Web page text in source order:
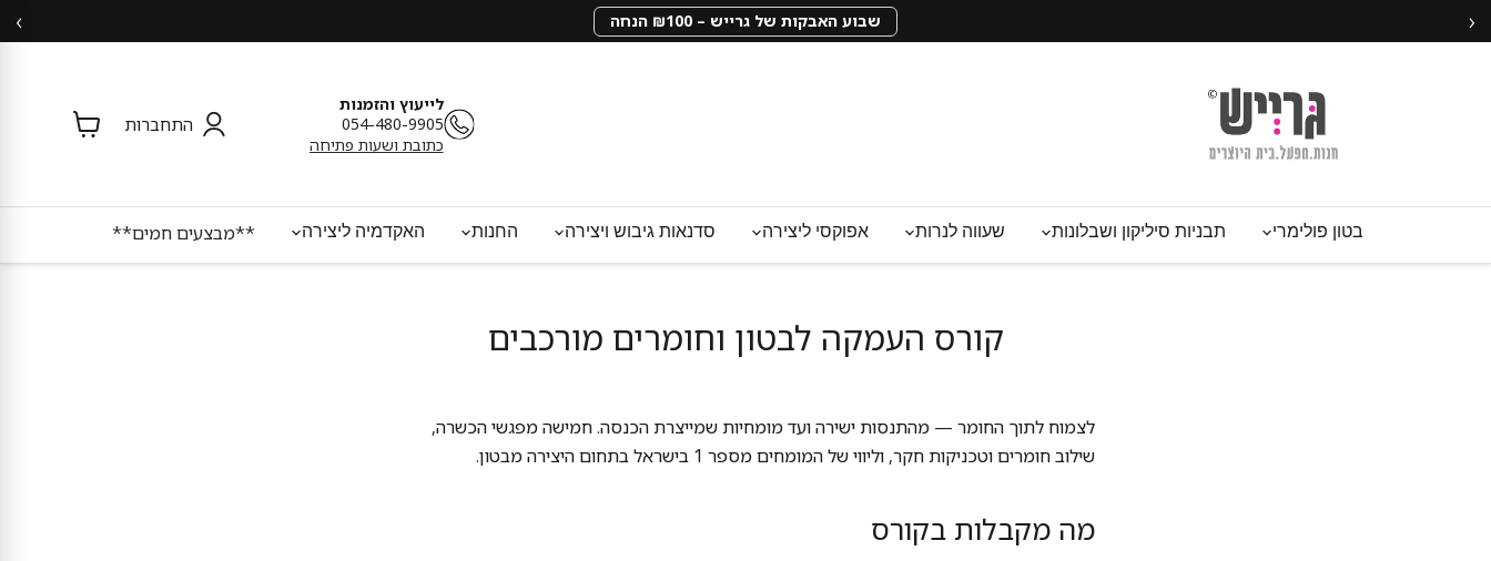
‹ שבוע האבקות של גרייש – ₪100 הנחה ›
לייעוץ והזמנות
054-480-9905
כתובת ושעות פתיחה
התחברות
צפי
בטון פולימרי תבניות סיליקון ושבלונות שעווה לנרות אפוקסי ליצירה סדנאות גיבוש ויצירה החנות האקדמיה ליצירה **מבצעים חמים**
קורס העמקה לבטון וחומרים מורכבים
לצמוח לתוך החומר — מהתנסות ישירה ועד מומחיות שמייצרת הכנסה. חמישה מפגשי הכשרה,
שילוב חומרים וטכניקות חקר, וליווי של המומחים מספר 1 בישראל בתחום היצירה מבטון.
מה מקבלות בקורס